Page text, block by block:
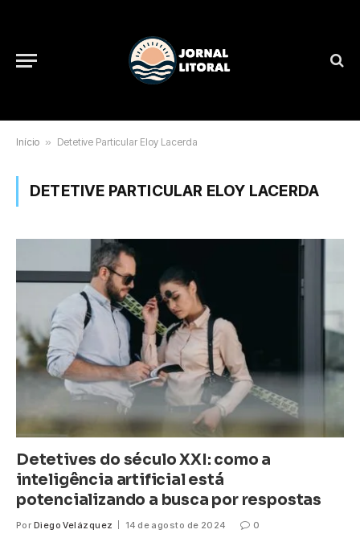
Início » Detetive Particular Eloy Lacerda
DETETIVE PARTICULAR ELOY LACERDA
Detetives do século XXI: como a
inteligência artificial está
potencializando a busca por respostas
Por Diego Velázquez 14 de agosto de 2024 0